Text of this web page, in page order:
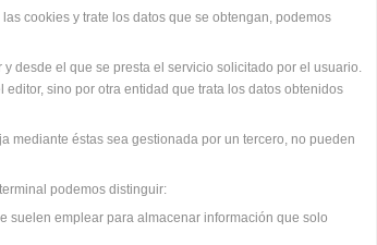
cookies y trate los datos que se obtengan, podemos
desde el que se presta el servicio solicitado por el usuario.
sino por otra entidad que trata los datos obtenidos
mediante éstas sea gestionada por un tercero, no pueden
podemos distinguir:
suelen emplear para almacenar información que solo